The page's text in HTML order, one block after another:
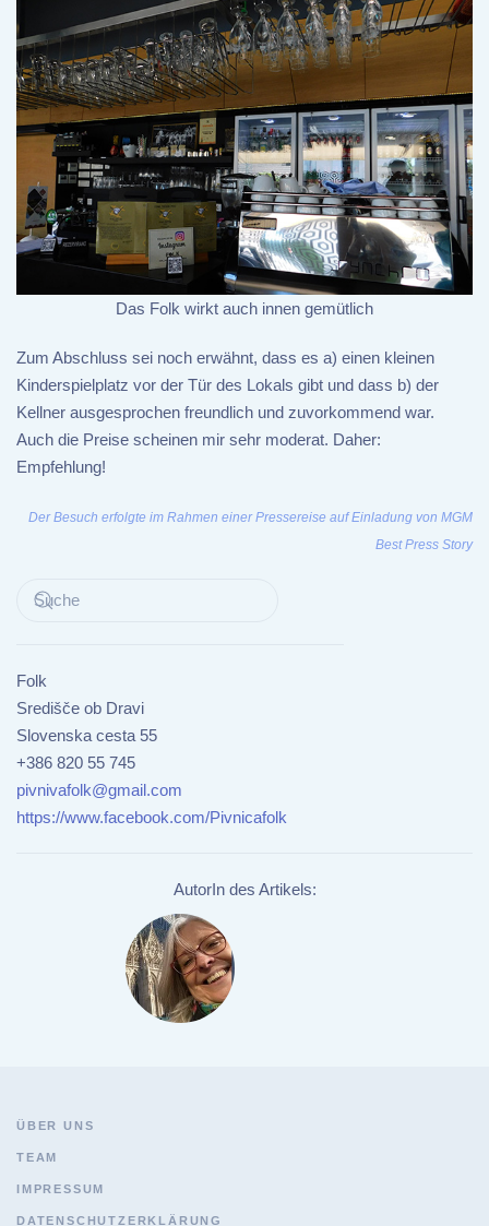
Das Folk wirkt auch innen gemütlich
Zum Abschluss sei noch erwähnt, dass es a) einen kleinen
Kinderspielplatz vor der Tür des Lokals gibt und dass b) der
Kellner ausgesprochen freundlich und zuvorkommend war.
Auch die Preise scheinen mir sehr moderat. Daher:
Empfehlung!
Der Besuch erfolgte im Rahmen einer Pressereise auf Einladung von MGM
Best Press Story
Folk
Središče ob Dravi
Slovenska cesta 55
+386 820 55 745
pivnivafolk@gmail.com
https://www.facebook.com/Pivnicafolk
AutorIn des Artikels:
ÜBER UNS
TEAM
IMPRESSUM
DATENSCHUTZERKLÄRUNG